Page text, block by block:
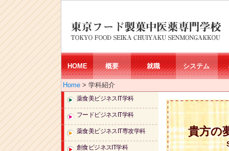
HOME 概要 就職 システム
Home > 学科紹介
貴方の
薬食美ビジネスIT学科
フードビジネスIT学科
薬食美ビジネスIT専攻学科
創食ビジネスIT学科